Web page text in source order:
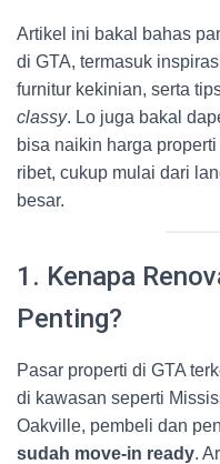
Artikel ini bakal bahas
di GTA, termasuk
furnitur kekinian, serta
classy. Lo juga bakal
bisa naikin harga
ribet, cukup mulai dari
besar.
1. Kenapa
Penting?
Pasar properti di GTA
di kawasan seperti
Oakville, pembeli dan
sudah move-in ready.